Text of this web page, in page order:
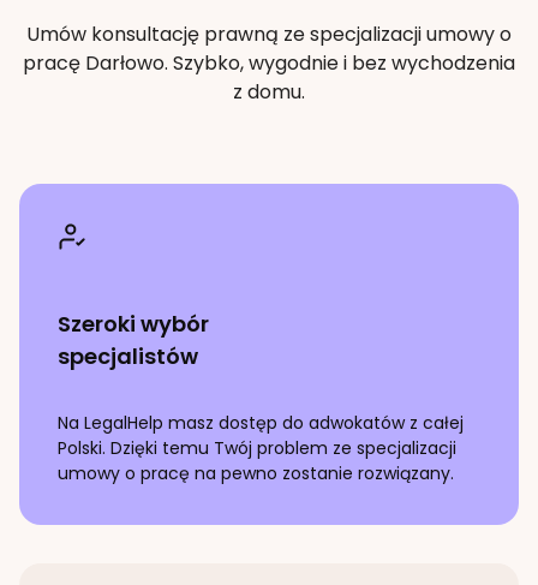
Umów konsultację prawną ze specjalizacjiumowy o
pracę Darłowo. Szybko, wygodnie i bez wychodzenia
z domu.
Szeroki wybór
specjalistów
Na LegalHelp masz dostęp do adwokatów z całej
Polski. Dzięki temu Twój problem ze specjalizacji
umowy o pracę na pewno zostanie rozwiązany.